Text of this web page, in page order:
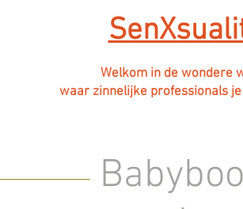
Welkom in de wondere
waar zinnelijke professionals